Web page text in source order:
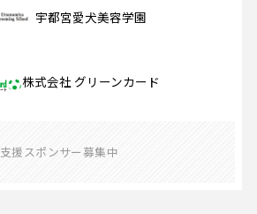
宇都宮愛犬美容学園
株式会社 グリーンカード
支援スポンサー募集中